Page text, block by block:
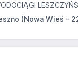
(Nowa Wieś -